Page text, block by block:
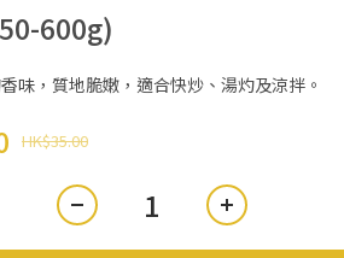
600g)
味，質地脆嫩，適合快炒、湯灼及涼拌。
HK$35.00